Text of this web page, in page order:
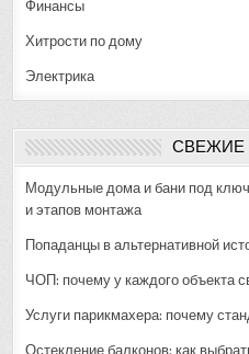
Финансы
Хитрости по дому
Электрика
СВЕЖИЕ
Модульные дома и бани под
и этапов монтажа
Попаданцы в альтернативной
ЧОП: почему у каждого объекта
Услуги парикмахера: почему
Остекление балконов: как